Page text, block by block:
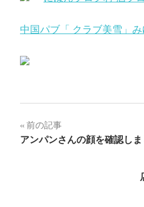
中国パブ「 クラブ美雪」
投
稿
前の記事
アンパンさんの顔を確認しま